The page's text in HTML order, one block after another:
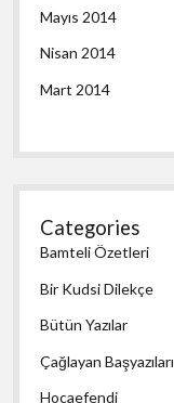
Mayıs 2014
Nisan 2014
Mart 2014
Categories
Bamteli Özetleri
Bir Kudsi Dilekçe
Bütün Yazılar
Çağlayan Başyazıları
Hocaefendi